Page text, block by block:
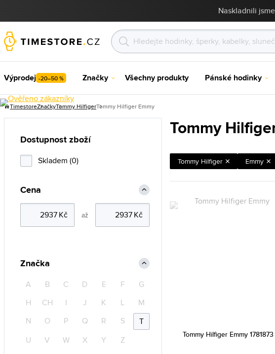
Naskladnili
Výprodej -20–50 % Značky Všechny produkty Pánské hodinky
TimestoreZnačkyTommy HilfigerTommy Hilfiger Emmy
Tommy
Tommy Hilfiger Emmy
Tommy Hilfiger Emmy 1781873
Dostupnost zboží
Skladem (0)
Cena
až
Značka
A B C D E F
G
H
CH I J K L
M
N
O P Q R S
T
U
V W X Y Z